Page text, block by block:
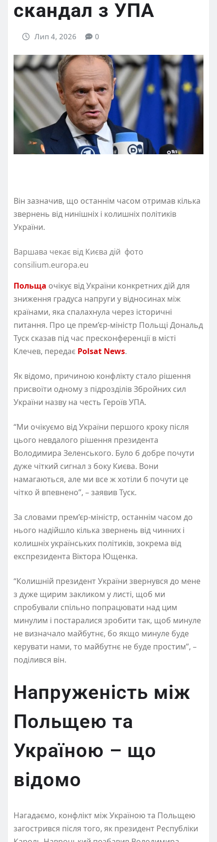
скандал з УПА
Лип 4, 2026 0
Він зазначив, що останнім часом отримав кілька
звернень від нинішніх і колишніх політиків
України.
Варшава чекає від Києва дій фото
consilium.europa.eu
Польща очікує від України конкретних дій для
зниження градуса напруги у відносинах між
країнами, яка спалахнула через історичні
питання. Про це прем’єр-міністр Польщі Дональд
Туск сказав під час пресконференції в місті
Клечев, передає Polsat News.
Як відомо, причиною конфлікту стало рішення
присвоїти одному з підрозділів Збройних сил
України назву на честь Героїв УПА.
“Ми очікуємо від України першого кроку після
цього невдалого рішення президента
Володимира Зеленського. Було б добре почути
дуже чіткий сигнал з боку Києва. Вони
намагаються, але ми все ж хотіли б почути це
чітко й впевнено”, – заявив Туск.
За словами прем’єр-міністр, останнім часом до
нього надійшло кілька звернень від чинних і
колишніх українських політиків, зокрема від
експрезидента Віктора Ющенка.
“Колишній президент України звернувся до мене
з дуже щирим закликом у листі, щоб ми
спробували спільно попрацювати над цим
минулим і постаралися зробити так, щоб минуле
не визначало майбутнє, бо якщо минуле буде
керувати нами, то майбутнє не буде простим”, –
поділився він.
Напруженість між
Польщею та
Україною – що
відомо
Нагадаємо, конфлікт між Україною та Польщею
загострився після того, як президент Республіки